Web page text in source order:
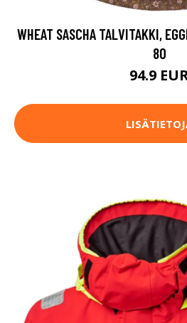
WHEAT SASCHA TALVITAKKI,
80
94.9